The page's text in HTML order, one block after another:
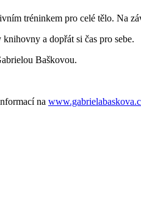
tréninkem pro celé tělo. Na
a dopřát si čas pro sebe.
Baškovou.
na